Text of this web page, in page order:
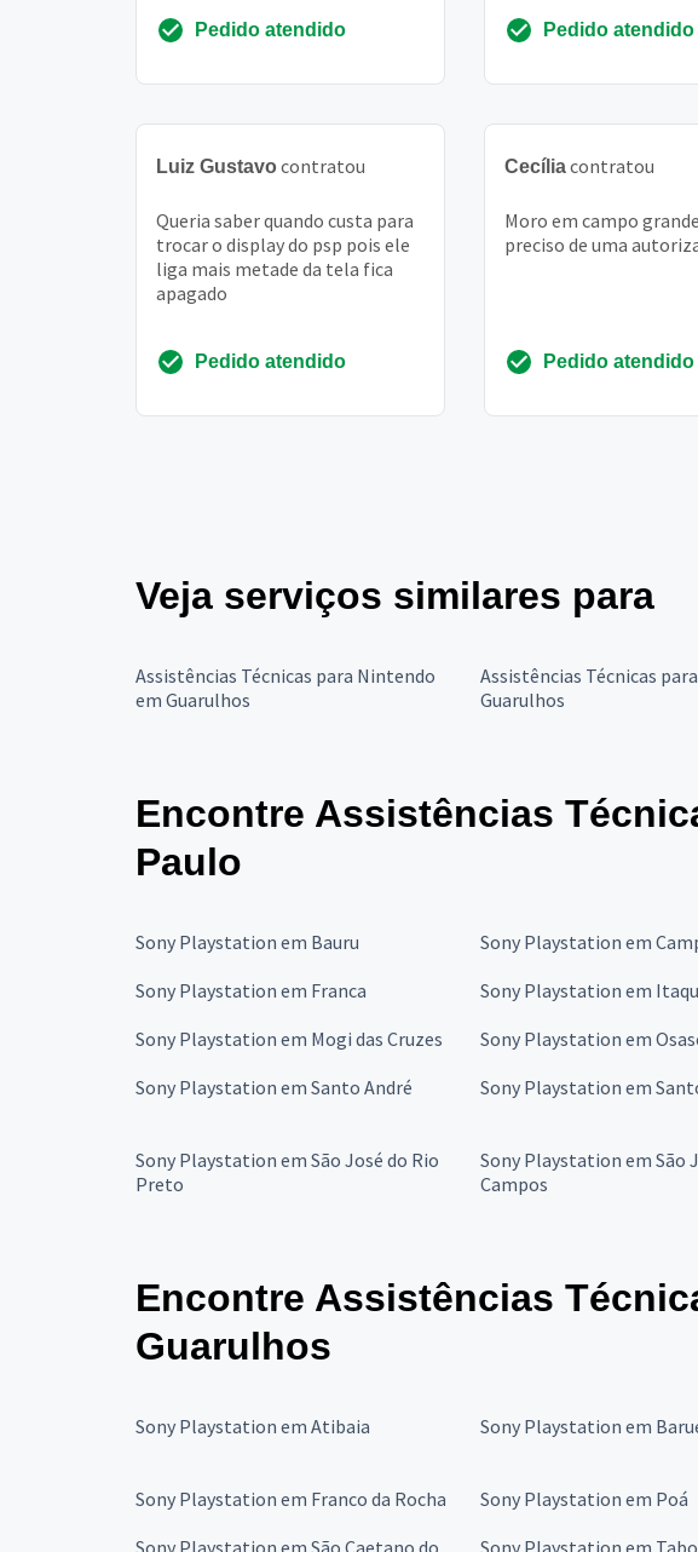
Pedido atendido
...
Pedido atendido
Luiz Gustavo contratou
Queria saber quando custa para
trocar o display do psp pois ele
liga mais metade da tela fica
apagado
Pedido atendido
Cecíliacontratou
Moro em campo
preciso de uma
Pedido atendido
Veja serviços similares para
Assistências Técnicas para Nintendo
em Guarulhos
Assistências Técnicas
Guarulhos
Encontre Assistências
Paulo
Sony Playstation em Bauru Sony Playstation em
Sony Playstation em Franca
Sony Playstation em
Sony Playstation em Mogi das Cruzes
Sony Playstation em
Sony Playstation em Santo André
Sony Playstation em
Sony Playstation em São José do Rio
Preto
Sony Playstation em São
Campos
Encontre Assistências
Guarulhos
Sony Playstation em Atibaia Sony Playstation em
Sony Playstation em Franco da Rocha Sony Playstation em Poá
Sony Playstation em São Caetano do
Sony Playstation em